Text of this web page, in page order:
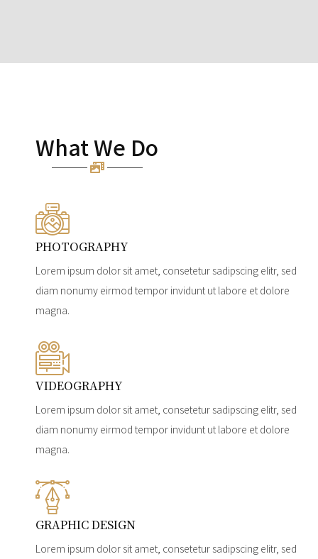
What We Do
PHOTOGRAPHY
Lorem ipsum dolor sit amet, consetetur sadipscing elitr, sed
diam nonumy eirmod tempor invidunt ut labore et dolore
magna.
VIDEOGRAPHY
Lorem ipsum dolor sit amet, consetetur sadipscing elitr, sed
diam nonumy eirmod tempor invidunt ut labore et dolore
magna.
GRAPHIC DESIGN
Lorem ipsum dolor sit amet, consetetur sadipscing elitr, sed